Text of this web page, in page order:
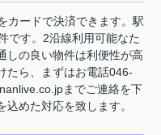
カードで決済できます。駅
です。2沿線利用可能なた
しの良い物件は利便性が高
たら、まずはお電話046-
までご連絡を下
めた対応を致します。